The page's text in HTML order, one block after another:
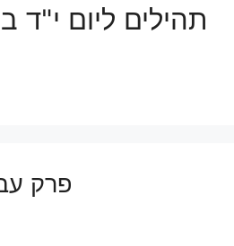
תהילים ליום י"ד
פרק